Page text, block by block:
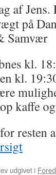
af Jens.
på
Samvær
kl.
kl.
kaffe
for
udgivet i